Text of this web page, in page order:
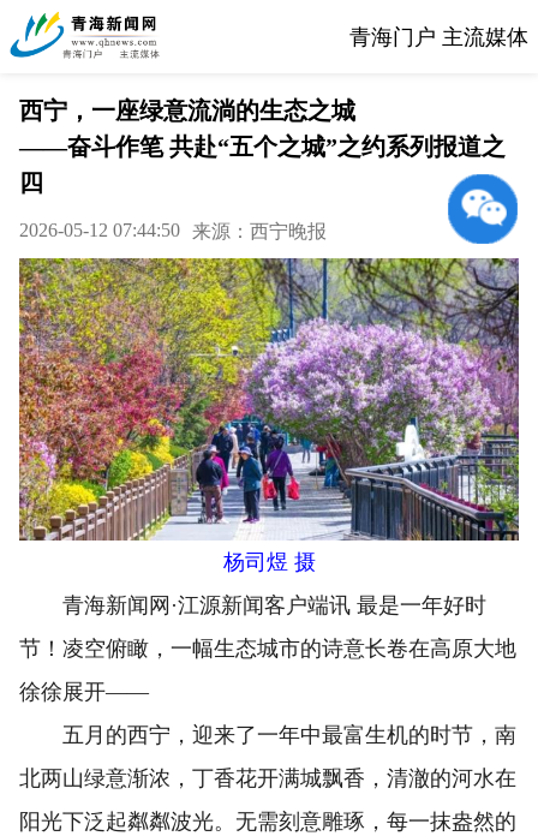
青海门户 主流媒体
西宁，一座绿意流淌的生态之城
——奋斗作笔 共赴“五个之城”之约系列报道之
四
2026-05-12 07:44:50 来源：西宁晚报
杨司煜 摄
青海新闻网·江源新闻客户端讯 最是一年好时
节！凌空俯瞰，一幅生态城市的诗意长卷在高原大地
徐徐展开——
五月的西宁，迎来了一年中最富生机的时节，南
北两山绿意渐浓，丁香花开满城飘香，清澈的河水在
阳光下泛起粼粼波光。无需刻意雕琢，每一抹盎然的